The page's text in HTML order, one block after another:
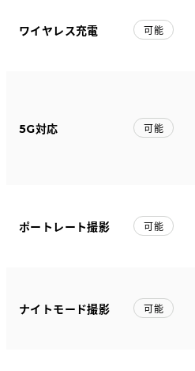
ワイヤレス充電 可能
5G対応 可能
ポートレート撮影 可能
ナイトモード撮影 可能